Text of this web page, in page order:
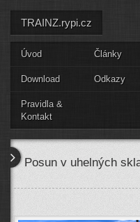
TRAINZ.rypi.cz
Úvod Články
Download Odkazy
Pravidla &
Kontakt
Posun v uhelných